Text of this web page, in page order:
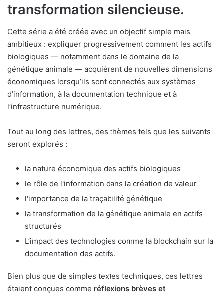
transformation silencieuse.
Cette série a été créée avec un objectif simple mais
ambitieux : expliquer progressivement comment les actifs
biologiques — notamment dans le domaine de la
génétique animale — acquièrent de nouvelles dimensions
économiques lorsqu’ils sont connectés aux systèmes
d’information, à la documentation technique et à
l’infrastructure numérique.
Tout au long des lettres, des thèmes tels que les suivants
seront explorés :
la nature économique des actifs biologiques
le rôle de l'information dans la création de valeur
l'importance de la traçabilité génétique
la transformation de la génétique animale en actifs
structurés
L’impact des technologies comme la blockchain sur la
documentation des actifs.
Bien plus que de simples textes techniques, ces lettres
étaient conçues comme réflexions brèves et